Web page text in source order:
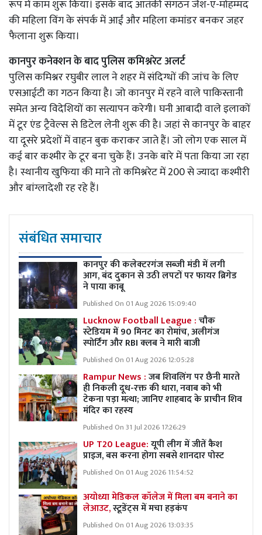
रूप में काम शुरू किया। इसके बाद आतंकी संगठन जैश-ए-मोहम्मद
की महिला विंग के संपर्क में आईं और महिला कमांडर बनकर जहर
फैलाना शुरू किया।
कानपुर कनेक्शन के बाद पुलिस कमिश्नरेट अलर्ट
पुलिस कमिश्नर रघुबीर लाल ने शहर में संदिग्धों की जांच के लिए
एसआईटी का गठन किया है। जो कानपुर में रहने वाले पाकिस्तानी
समेत अन्य विदेशियों का सत्यापन करेगी। घनी आबादी वाले इलाकों
में टूर एंड ट्रैवेल्स से डिटेल लेनी शुरू की है। जहां से कानपुर के बाहर
या दूसरे प्रदेशों में वाहन बुक कराकर जाते हैं। जो लोग एक साल में
कई बार कश्मीर के टूर बना चुके हैं। उनके बारे में पता किया जा रहा
है। स्थानीय खुफिया की माने तो कमिश्नरेट में 200 से ज्यादा कश्मीरी
और बांग्लादेशी रह रहे हैं।
संबंधित समाचार
कानपुर की कलेक्टरगंज सब्जी मंडी में लगी
आग, बंद दुकान से उठी लपटों पर फायर ब्रिगेड
ने पाया काबू
Published On 01 Aug 2026 15:09:40
Lucknow Football League :चौक
स्टेडियम में 90 मिनट का रोमांच, अलीगंज
स्पोर्टिंग और RBI क्लब ने मारी बाजी
Published On 01 Aug 2026 12:05:28
Rampur News :जब शिवलिंग पर छैनी मारते
ही निकली दूध-रक्त की धारा, नवाब को भी
टेकना पड़ा मत्था; जानिए शाहबाद के प्राचीन शिव
मंदिर का रहस्य
Published On 31 Jul 2026 17:26:29
UP T20 League:यूपी लीग में जीतें कैश
प्राइज, बस करना होगा सबसे शानदार पोस्ट
Published On 01 Aug 2026 11:54:52
अयोध्या मेडिकल कॉलेज में मिला बम बनाने का
लेआउट,स्टूडेंट्स में मचा हड़कंप
Published On 01 Aug 2026 13:03:35